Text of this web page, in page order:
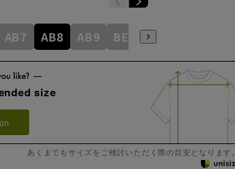
AB7 AB8 AB9 BE3 BE4
size
あくまでもサイズをご検討いただく際の目安となります。